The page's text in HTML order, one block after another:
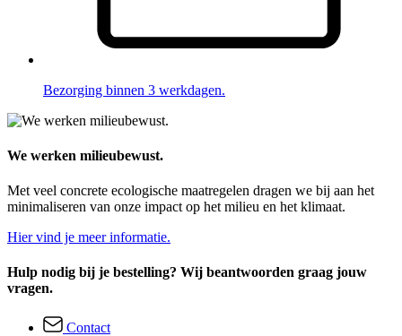
Bezorging binnen 3 werkdagen.
We werken milieubewust.
Met veel concrete ecologische maatregelen dragen we bij aan het
minimaliseren van onze impact op het milieu en het klimaat.
Hier vind je meer informatie.
Hulp nodig bij je bestelling? Wij beantwoorden graag jouw
vragen.
Contact